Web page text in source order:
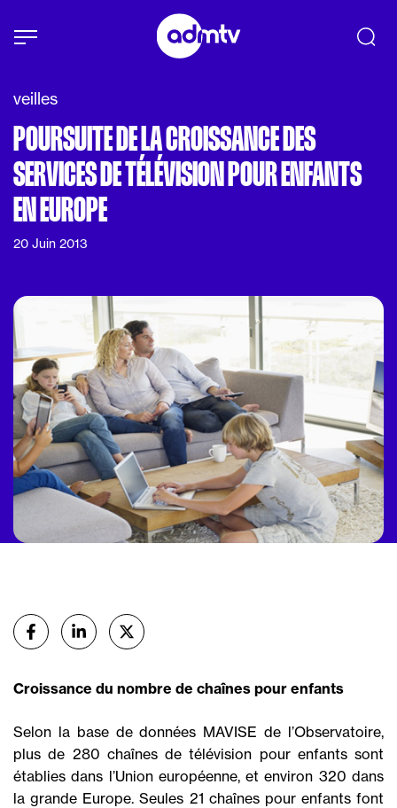
Aller au contenu principal
veilles
POURSUITE DE LA CROISSANCE DES
SERVICES DE TÉLÉVISION POUR ENFANTS
EN EUROPE
20 Juin 2013
Partager
sur Facebook
sur Linkedinsur X (Twitter)
Croissance du nombre de chaînes pour enfants
Selon la base de données MAVISE de l’Observatoire,
plus de 280 chaînes de télévision pour enfants sont
établies dans l’Union européenne, et environ 320 dans
la grande Europe. Seules 21 chaînes pour enfants font
Panneau de gestion des cookies